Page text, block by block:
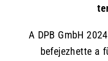
A DPB GmbH
befejezhette a